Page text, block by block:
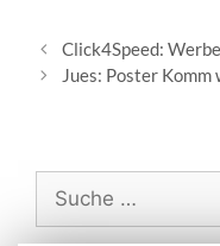
B
e
s
Click4Speed:
Jues: Poster Komm